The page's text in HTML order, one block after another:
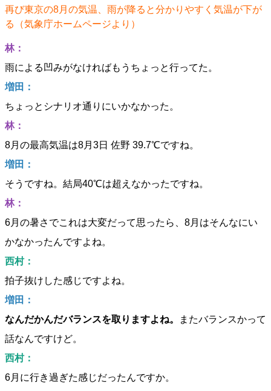
再び東京の8月の気温、雨が降ると分かりやすく気温が下が
る（気象庁ホームページより）
林：
雨による凹みがなければもうちょっと行ってた。
増田：
ちょっとシナリオ通りにいかなかった。
林：
8月の最高気温は8月3日 佐野 39.7℃ですね。
増田：
そうですね。結局40℃は超えなかったですね。
林：
6月の暑さでこれは大変だって思ったら、8月はそんなにい
かなかったんですよね。
西村：
拍子抜けした感じですよね。
増田：
なんだかんだバランスを取りますよね。
またバランスかって
話なんですけど。
西村：
6月に行き過ぎた感じだったんですか。